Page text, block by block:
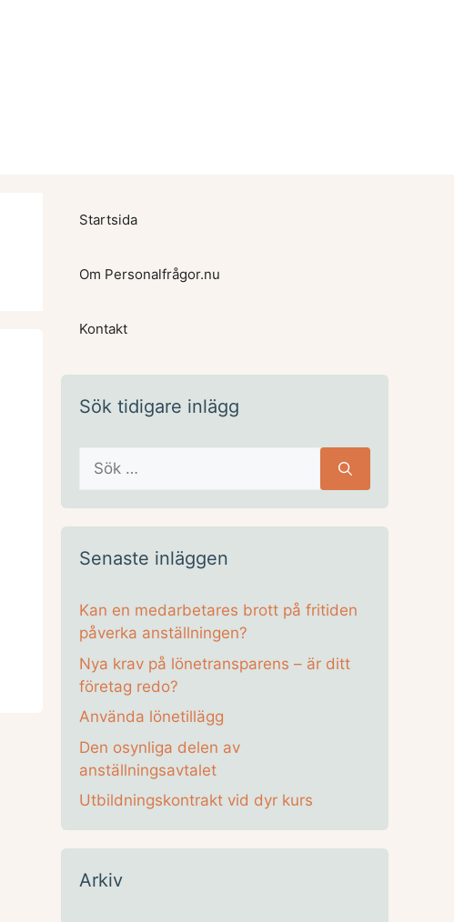
Startsida
Om Personalfrågor.nu
Kontakt
Sök tidigare inlägg
Sök
efter:
Senaste inläggen
Kan en medarbetares brott på fritiden
påverka anställningen?
Nya krav på lönetransparens – är ditt
företag redo?
Använda lönetillägg
Den osynliga delen av
anställningsavtalet
Utbildningskontrakt vid dyr kurs
Arkiv